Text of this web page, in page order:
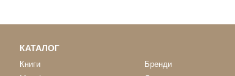
КАТАЛОГ
Книги
Бренди